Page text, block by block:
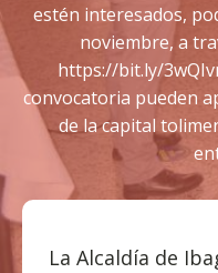
estén interesados,
noviembre, a
https://bit.ly/
convocatoria pueden
de la capital
La Alcaldía de